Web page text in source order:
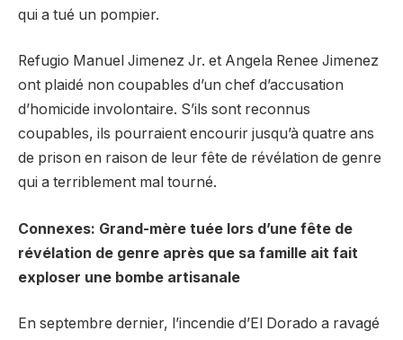
qui a tué un pompier.
Refugio Manuel Jimenez Jr. et Angela Renee Jimenez
ont plaidé non coupables d’un chef d’accusation
d’homicide involontaire. S’ils sont reconnus
coupables, ils pourraient encourir jusqu’à quatre ans
de prison en raison de leur fête de révélation de genre
qui a terriblement mal tourné.
Connexes: Grand-mère tuée lors d’une fête de
révélation de genre après que sa famille ait fait
exploser une bombe artisanale
En septembre dernier, l’incendie d’El Dorado a ravagé